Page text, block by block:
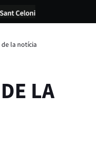
de la notícia
LA